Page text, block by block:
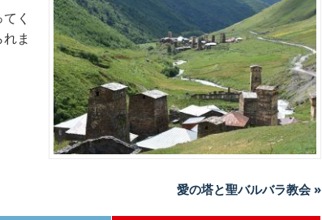
く
ま
愛の塔と聖バルバラ教会 »